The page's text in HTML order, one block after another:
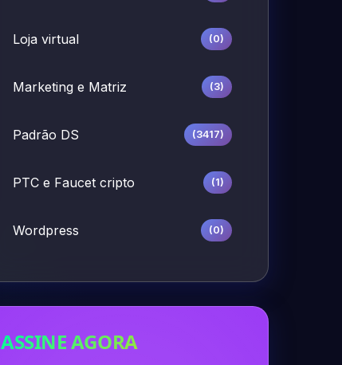
Loja virtual (0)
Marketing e Matriz (3)
Padrão DS (3417)
PTC e Faucet cripto (1)
Wordpress (0)
ASSINE AGORA